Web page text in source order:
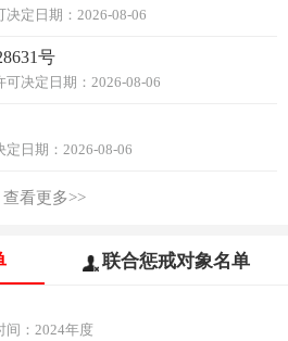
决定日期：2026-08-06
号
可决定日期：2026-08-06
定日期：2026-08-06
查看更多>>
联合惩戒对象名单
间：2024年度